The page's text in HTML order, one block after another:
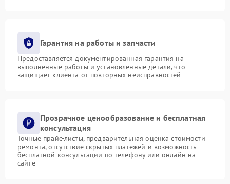
Гарантия на работы и запчасти
Предоставляется документированная гарантия на
выполненные работы и установленные детали, что
защищает клиента от повторных неисправностей
Прозрачное ценообразование и бесплатная
консультация
Точные прайс-листы, предварительная оценка стоимости
ремонта, отсутствие скрытых платежей и возможность
бесплатной консультации по телефону или онлайн на
сайте